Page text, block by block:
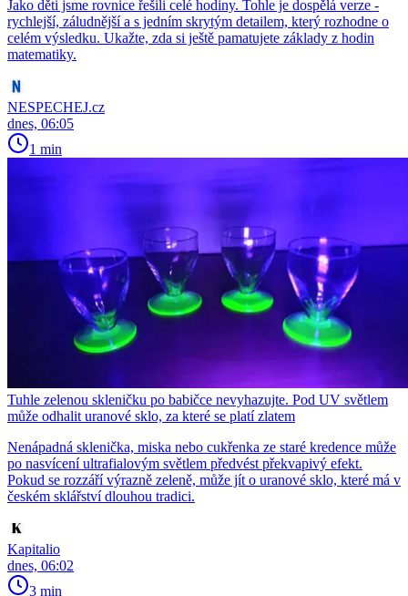
Jako děti jsme rovnice řešili celé hodiny. Tohle je dospělá verze -
rychlejší, záludnější a s jedním skrytým detailem, který rozhodne o
celém výsledku. Ukažte, zda si ještě pamatujete základy z hodin
matematiky.
NESPECHEJ.cz
dnes, 06:05
1 min
Tuhle zelenou skleničku po babičce nevyhazujte. Pod UV světlem
může odhalit uranové sklo, za které se platí zlatem
Nenápadná sklenička, miska nebo cukřenka ze staré kredence může
po nasvícení ultrafialovým světlem předvést překvapivý efekt.
Pokud se rozzáří výrazně zeleně, může jít o uranové sklo, které má v
českém sklářství dlouhou tradici.
Kapitalio
dnes, 06:02
3 min